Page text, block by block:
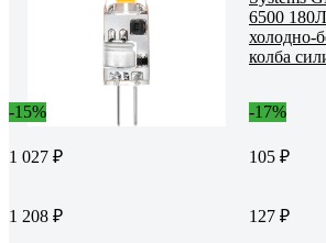
-15%
1 027 ₽
1 208 ₽
-17%
105 ₽
127 ₽